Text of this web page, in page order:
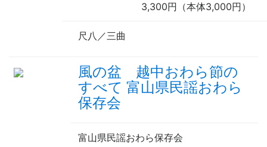
3,300円（本体3,000円）
尺八／三曲
風の盆 越中おわら節の
すべて 富山県民謡おわら
保存会
富山県民謡おわら保存会